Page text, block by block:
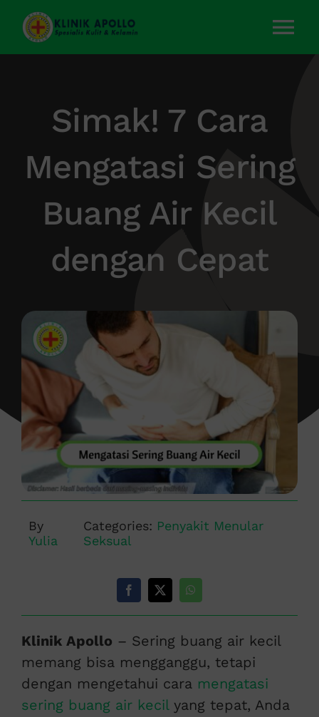
Skip
content
Layanan Kami
Tentang Kami
Artikel
Kontak Kami
Simak! 7 Cara
Mengatasi Sering
Buang Air Kecil
dengan Cepat
By
Yulia
Categories: Penyakit Menular
Seksual
Klinik Apollo – Sering buang air kecil
memang bisa mengganggu, tetapi
dengan mengetahui cara mengatasi
sering buang air kecilyang tepat, Anda